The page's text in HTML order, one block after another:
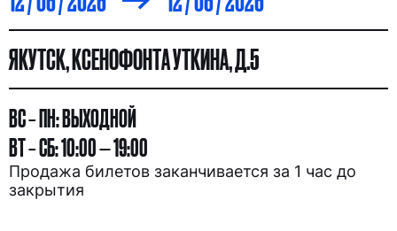
ЯКУТСК, КСЕНОФОНТА УТКИНА, Д.5
ВС – ПН: ВЫХОДНОЙ
ВТ – СБ: 10:00 — 19:00
Продажа билетов заканчивается за 1 час до
закрытия